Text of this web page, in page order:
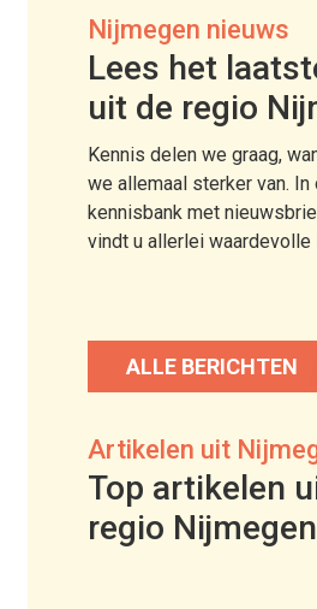
Nijmegen nieuws
Lees het
uit de regio
Kennis delen we graag,
we allemaal sterker van. In
kennisbank met
vindt u allerlei waardevolle
ALLE BERICHTEN
Artikelen uit
Top artikelen
regio